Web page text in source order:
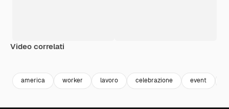
Video correlati
america worker lavoro celebrazione event